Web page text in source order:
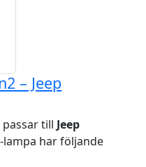
– Jeep
till Jeep
lampa har följande